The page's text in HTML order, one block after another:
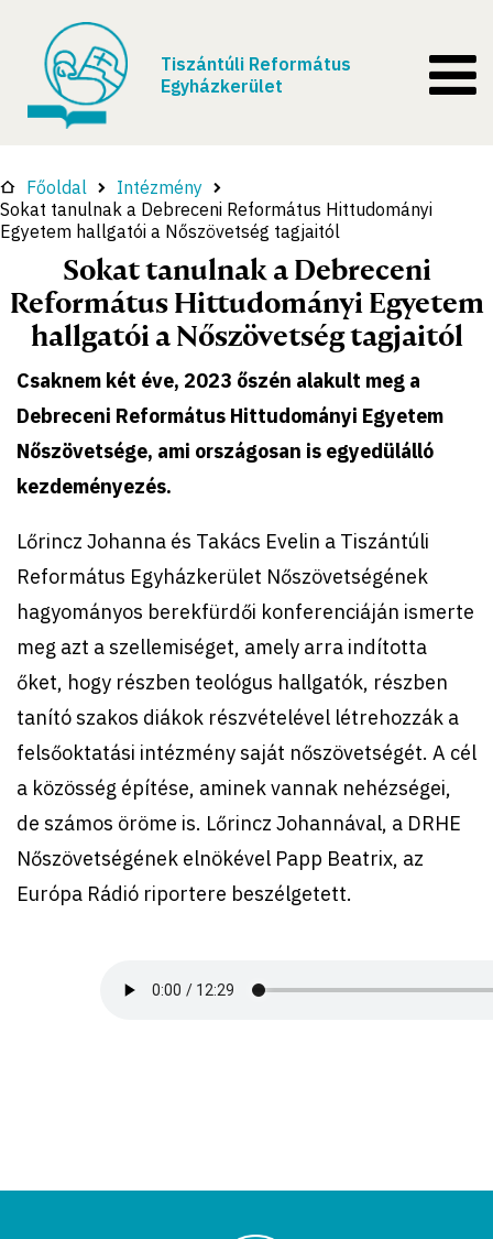
Tiszántúli Református
Egyházkerület
Főoldal
Intézmény
Sokat tanulnak a Debreceni Református Hittudományi
Egyetem hallgatói a Nőszövetség tagjaitól
Sokat tanulnak a Debreceni
Református Hittudományi Egyetem
hallgatói a Nőszövetség tagjaitól
Csaknem két éve, 2023 őszén alakult meg a
Debreceni Református Hittudományi Egyetem
Nőszövetsége, ami országosan is egyedülálló
kezdeményezés.
Lőrincz Johanna és Takács Evelin a Tiszántúli
Református Egyházkerület Nőszövetségének
hagyományos berekfürdői konferenciáján ismerte
meg azt a szellemiséget, amely arra indította
őket, hogy részben teológus hallgatók, részben
tanító szakos diákok részvételével létrehozzák a
felsőoktatási intézmény saját nőszövetségét. A cél
a közösség építése, aminek vannak nehézségei,
de számos öröme is. Lőrincz Johannával, a DRHE
Nőszövetségének elnökével Papp Beatrix, az
Európa Rádió riportere beszélgetett.